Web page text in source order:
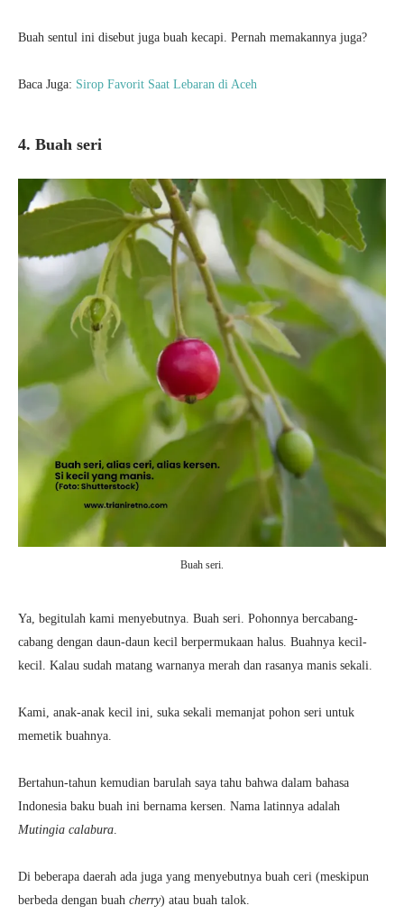
Buah sentul ini disebut juga buah kecapi. Pernah memakannya juga?
Baca Juga: Sirop Favorit Saat Lebaran di Aceh
4. Buah seri
Buah seri.
Ya, begitulah kami menyebutnya. Buah seri. Pohonnya bercabang-
cabang dengan daun-daun kecil berpermukaan halus. Buahnya kecil-
kecil. Kalau sudah matang warnanya merah dan rasanya manis sekali.
Kami, anak-anak kecil ini, suka sekali memanjat pohon seri untuk
memetik buahnya.
Bertahun-tahun kemudian barulah saya tahu bahwa dalam bahasa
Indonesia baku buah ini bernama kersen. Nama latinnya adalah
Mutingia calabura.
Di beberapa daerah ada juga yang menyebutnya buah ceri (meskipun
berbeda dengan buah cherry) atau buah talok.